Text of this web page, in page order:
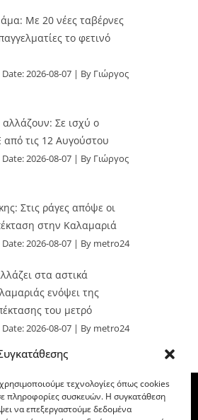
τεχνολογίες όπως cookies
πληροφορίες συσκευών. Η συγκατάθεση
να επεξεργαστούμε δεδομένα
Με 20 νέες ταβέρνες
το φετινό
Date: 2026-08-07
By Γιώργος
Σε ισχύ ο
από τις 12 Αυγούστου
Date: 2026-08-07
By Γιώργος
Στις ράγες απόψε οι
στην Καλαμαριά
Date: 2026-08-07 By metro24
στα αστικά
ενόψει της
του μετρό
Date: 2026-08-07 By metro24